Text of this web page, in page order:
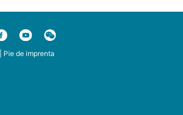
Pie de imprenta